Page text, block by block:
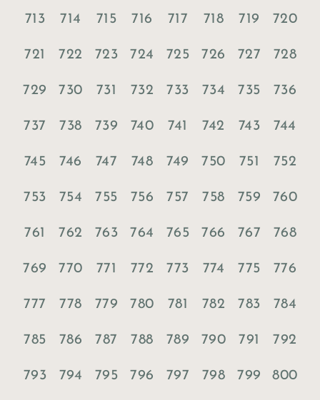
713 714 715 716 717 718 719 720
721 722 723 724 725 726 727 728
729 730 731 732 733 734 735 736
737 738 739 740 741 742 743 744
745 746 747 748 749 750 751 752
753 754 755 756 757 758 759 760
761 762 763 764 765 766 767 768
769 770 771 772 773 774 775 776
777 778 779 780 781 782 783 784
785 786 787 788 789 790 791 792
793 794 795 796 797 798 799 800